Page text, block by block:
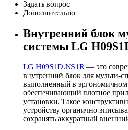
Задать вопрос
Дополнительно
Внутренний блок
системы LG
LG H09S1D.NS1R — это
внутренний блок для мульти-
выполненный в эргономичном
обеспечивающий плотное
установки. Такое
устройству органично
сохранять аккуратный